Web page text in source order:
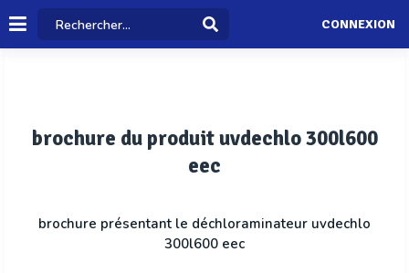
CONNEXION
brochure du produit uvdechlo 300l600
eec
brochure présentant le déchloraminateur uvdechlo
300l600 eec